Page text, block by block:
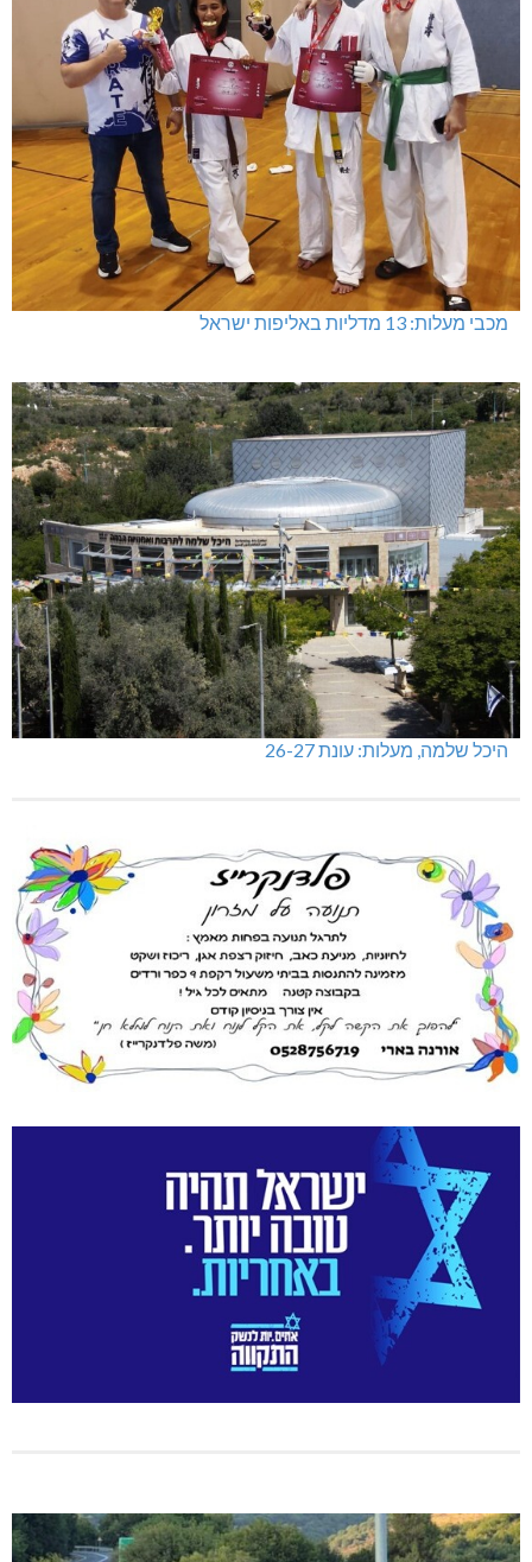
מכבי מעלות: 13 מדליות באליפות ישראל
היכל שלמה, מעלות: עונת 26-27